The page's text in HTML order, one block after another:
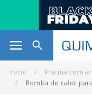

Início Piscina com
Bomba de calor